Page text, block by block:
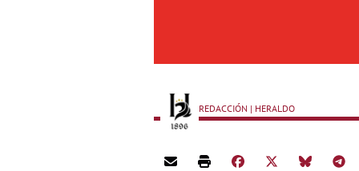
REDACCIÓN | HERALDO